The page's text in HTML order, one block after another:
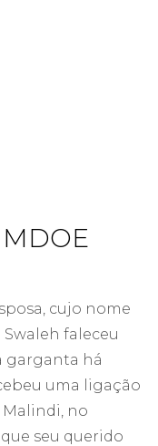
cujo nome
faleceu
garganta há
uma ligação
no
seu querido